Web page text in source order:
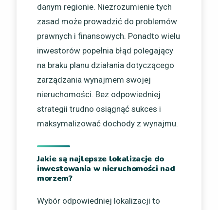
danym regionie. Niezrozumienie tych
zasad może prowadzić do problemów
prawnych i finansowych. Ponadto wielu
inwestorów popełnia błąd polegający
na braku planu działania dotyczącego
zarządzania wynajmem swojej
nieruchomości. Bez odpowiedniej
strategii trudno osiągnąć sukces i
maksymalizować dochody z wynajmu.
Jakie są najlepsze lokalizacje do
inwestowania w nieruchomości nad
morzem?
Wybór odpowiedniej lokalizacji to